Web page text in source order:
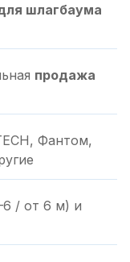
шлагбаума
продажа
Фантом,
/ от 6 м) и